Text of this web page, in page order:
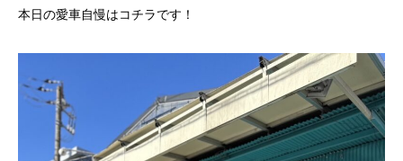
本日の愛車自慢はコチラです！